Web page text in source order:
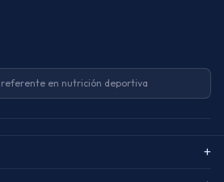
referente en nutrición deportiva
+